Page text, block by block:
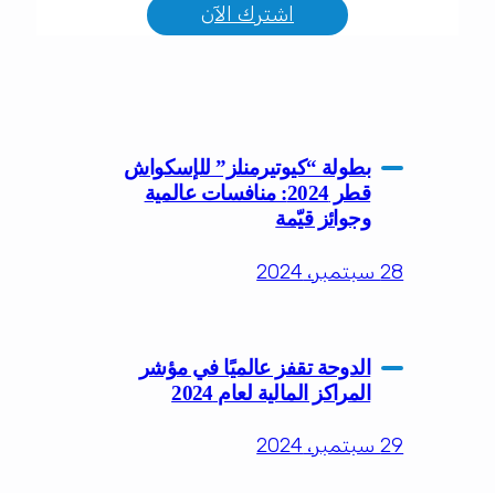
اشترك الآن
بطولة “كيوتيرمنلز” للإسكواش
قطر 2024: منافسات عالمية
وجوائز قيّمة
28 سبتمبر، 2024
الدوحة تقفز عالميًا في مؤشر
المراكز المالية لعام 2024
29 سبتمبر، 2024